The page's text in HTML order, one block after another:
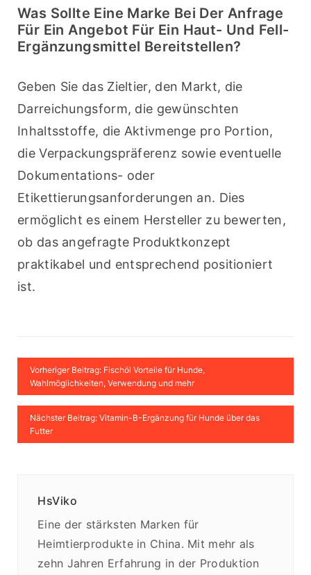
Was Sollte Eine Marke Bei Der Anfrage
Für Ein Angebot Für Ein Haut- Und Fell-
Ergänzungsmittel Bereitstellen?
Geben Sie das Zieltier, den Markt, die
Darreichungsform, die gewünschten
Inhaltsstoffe, die Aktivmenge pro Portion,
die Verpackungspräferenz sowie eventuelle
Dokumentations- oder
Etikettierungsanforderungen an. Dies
ermöglicht es einem Hersteller zu bewerten,
ob das angefragte Produktkonzept
praktikabel und entsprechend positioniert
ist.
Vorheriger Beitrag: Fischöl Vorteile für Hunde,
Wahlmöglichkeiten, Verwendung und mehr
Nächster Beitrag: Vitamin-B-Ergänzung für Hunde über das
Futter
HsViko
Eine der stärksten Marken für
Heimtierprodukte in China. Mit mehr als
zehn Jahren Erfahrung in der Produktion